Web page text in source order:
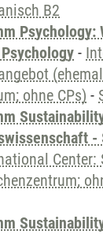
B2
Psychology:
-
ohne CPs) -
-
Center: